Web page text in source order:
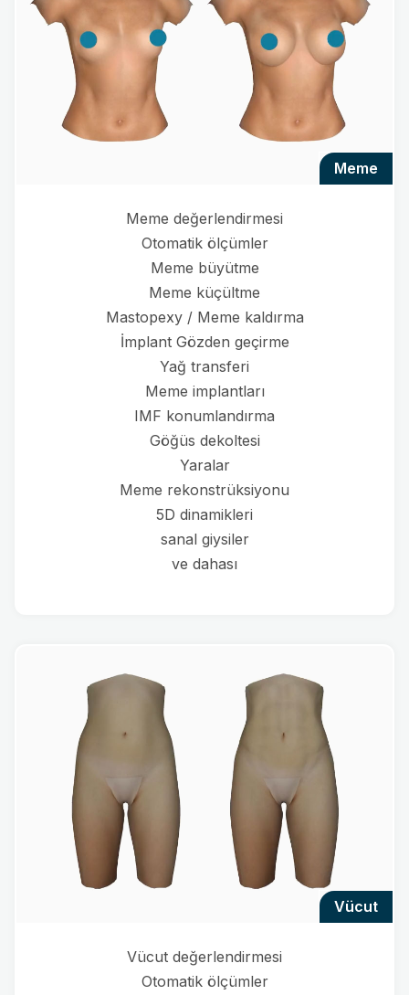
meme
Meme değerlendirmesi
Otomatik ölçümler
Meme büyütme
Meme küçültme
Mastopexy / Meme kaldırma
İmplant Gözden geçirme
Yağ transferi
Meme implantları
IMF konumlandırma
Göğüs dekoltesi
Yaralar
Meme rekonstrüksiyonu
5D dinamikleri
sanal giysiler
ve dahası
vücut
Vücut değerlendirmesi
Otomatik ölçümler